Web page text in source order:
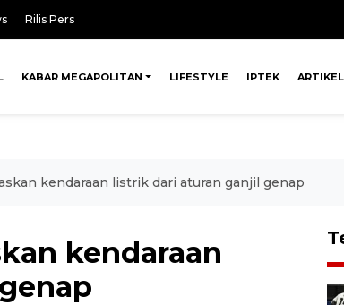
Rilis Pers
KABAR MEGAPOLITAN LIFESTYLE IPTEK ARTIKEL
kendaraan listrik dari aturan ganjil genap
kendaraan